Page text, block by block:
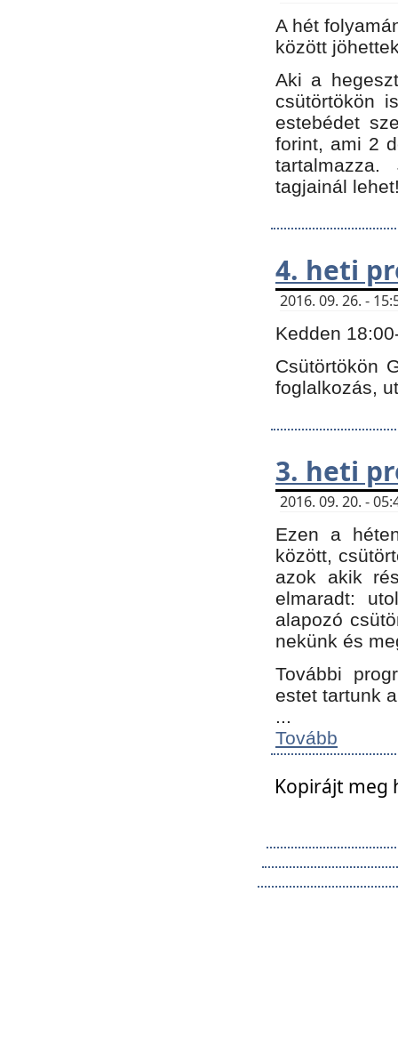
A hét
között
Aki a
csütörtökön
estebédet
forint, ami 2
tartalmazza.
tagjainál
4. heti
2016. 09. 26. -
Kedden
Csütörtökön
foglalkozás,
3. heti
2016. 09. 20. -
Ezen a
között,
azok akik
elmaradt:
alapozó
nekünk és
További
estet tartunk
...
Tovább
Kopirájt meg